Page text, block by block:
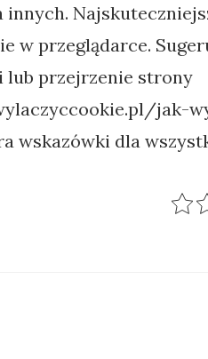
w przeglądarce.
lub przejrzenie strony
jak-
wskazówki dla